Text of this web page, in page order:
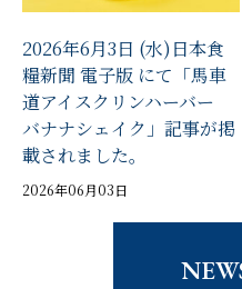
2026年6月3日 (水)日本食
糧新聞 電子版 にて「馬車
道アイスクリンハーバー
バナナシェイク」記事が掲
載されました。
2026年06月03日